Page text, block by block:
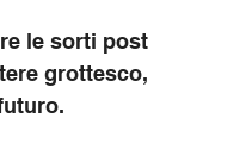
le sorti post
grottesco,